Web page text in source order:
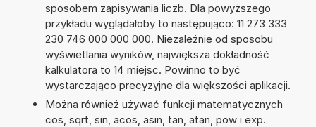
sposobem zapisywania liczb. Dla powyższego
przykładu wyglądałoby to następująco: 11 273 333
230 746 000 000 000. Niezależnie od sposobu
wyświetlania wyników, największa dokładność
kalkulatora to 14 miejsc. Powinno to być
wystarczająco precyzyjne dla większości aplikacji.
Można również używać funkcji matematycznych
cos, sqrt, sin, acos, asin, tan, atan, pow i exp.